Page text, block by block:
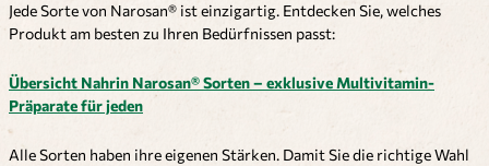
Jede Sorte von Narosan® ist einzigartig. Entdecken Sie, welches
Produkt am besten zu Ihren Bedürfnissen passt:
Übersicht Nahrin Narosan® Sorten – exklusive Multivitamin-
Präparate für jeden
Alle Sorten haben ihre eigenen Stärken. Damit Sie die richtige Wahl